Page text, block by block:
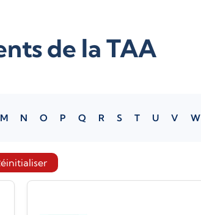
de la TAA
M N O P Q R S T U V W